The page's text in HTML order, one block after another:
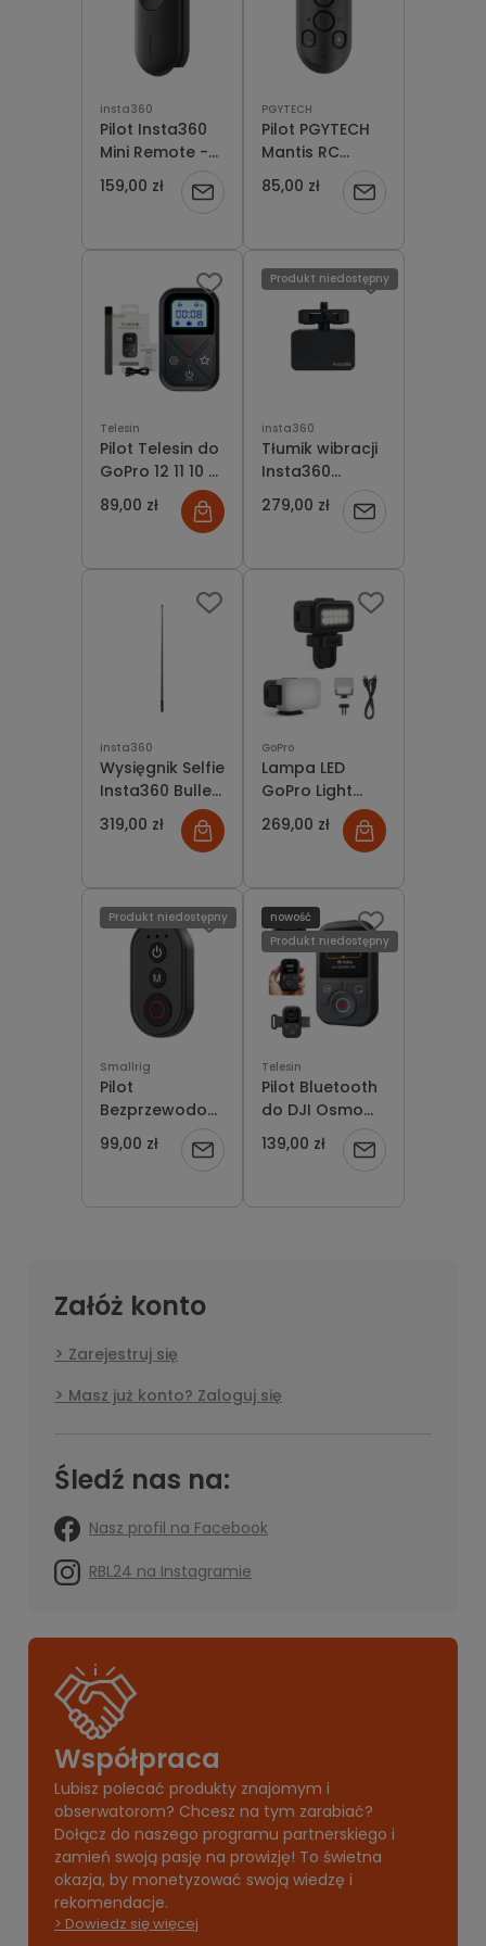
insta360
Pilot Insta360
Mini Remote -
Pilot do kamery
159,00 zł
Powiadom
dostępności
PGYTECH
Pilot PGYTECH
Mantis RC
M1Canon Sony
GoPro
85,00 zł
Powiadom
dostępności
Telesin
Pilot Telesin do
GoPro 12 11 10 9
8 MAX
89,00 zł
insta360
Tłumik wibracji
Insta360
Vibration
Damper
279,00 zł
Produkt niedostępny
Powiadom
dostępności
insta360
Wysięgnik Selfie
Insta360 Bullet
Time 2.0
319,00 zł
GoPro
Lampa LED
GoPro Light
Mod v2
Oświetlenie do
sportowej
269,00 zł
Smallrig
Pilot
Bezprzewodowy
Bluetooth
SmallRig 5462
Osmo Action
99,00 zł
Produkt niedostępny
Powiadom
Telesin
Pilot Bluetooth
do DJI Osmo
Action 5 Pro 4 6
Osmo 360
Remote
139,00 zł
nowość
Produkt niedostępny
Powiadom
Załóż konto
Zarejestruj się
Masz już konto? Zaloguj się
Śledź nas na:
Nasz profil na Facebook
RBL24 na Instagramie
Współpraca
Lubisz polecać produkty znajomym i
obserwatorom? Chcesz na tym zarabiać?
Dołącz do naszego programu partnerskiego i
zamień swoją pasję na prowizję! To świetna
okazja, by monetyzować swoją wiedzę i
rekomendacje.
> Dowiedz się więcej